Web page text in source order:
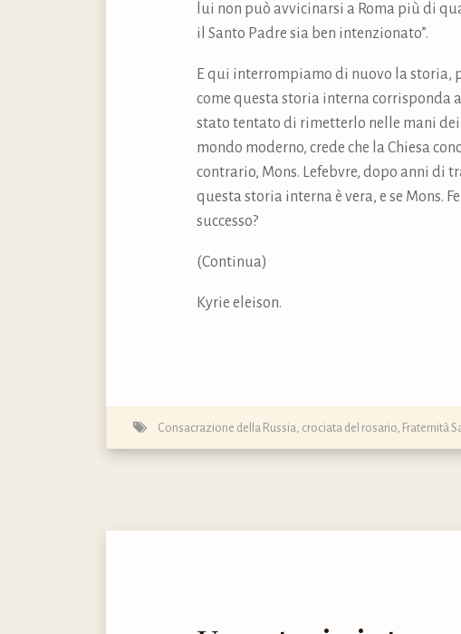
lui non può avvicinarsi a Roma più di
il Santo Padre sia ben intenzionato”.
E qui interrompiamo di nuovo la storia,
come questa storia interna corrisponda
stato tentato di rimetterlo nelle mani dei
mondo moderno, crede che la Chiesa
contrario, Mons. Lefebvre, dopo anni di
questa storia interna è vera, e se Mons.
successo?
(Continua)
Kyrie eleison.
Consacrazione della Russia, crociata del rosario, Fraternità